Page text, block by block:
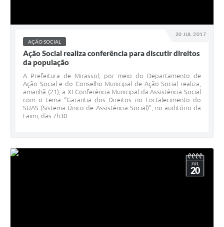
20 JUL 2017
AÇÃO SOCIAL
Ação Social realiza conferência para discutir direitos
da população
A Prefeitura de Mirassol, por meio do Departamento de
Ação Social e do Conselho Municipal de Ação Social realiza,
amanhã (21), a XI Conferência Municipal da Assistência Social
com o tema “Garantia dos Direitos no Fortalecimento do
SUAS (Sistema Único de Assistência Social)”, no auditório da
Faimi, das 7h30...
JUL
20